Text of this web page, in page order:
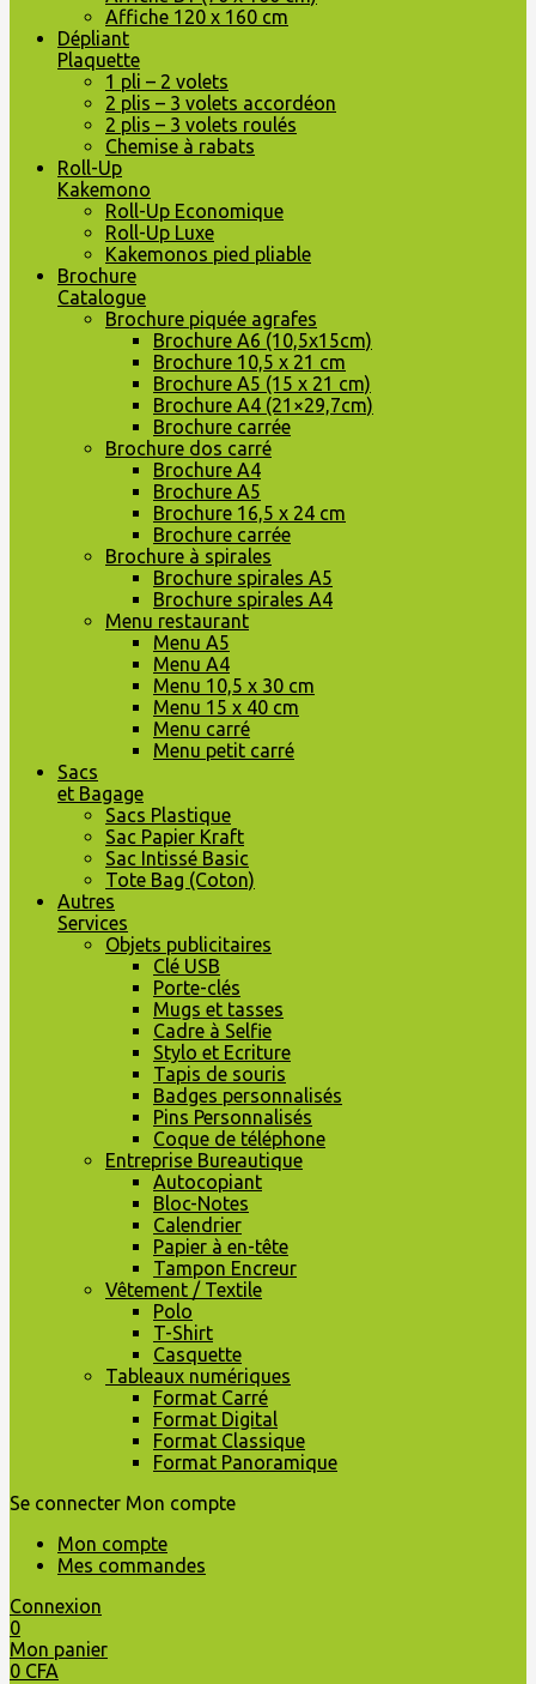
Affiche 120 x 160 cm
Dépliant
Plaquette
1 pli – 2 volets
2 plis – 3 volets accordéon
2 plis – 3 volets roulés
Chemise à rabats
Roll-Up
Kakemono
Roll-Up Economique
Roll-Up Luxe
Kakemonos pied pliable
Brochure
Catalogue
Brochure piquée agrafes
Brochure A6 (10,5x15cm)
Brochure 10,5 x 21 cm
Brochure A5 (15 x 21 cm)
Brochure A4 (21×29,7cm)
Brochure carrée
Brochure dos carré
Brochure A4
Brochure A5
Brochure 16,5 x 24 cm
Brochure carrée
Brochure à spirales
Brochure spirales A5
Brochure spirales A4
Menu restaurant
Menu A5
Menu A4
Menu 10,5 x 30 cm
Menu 15 x 40 cm
Menu carré
Menu petit carré
Sacs
et Bagage
Sacs Plastique
Sac Papier Kraft
Sac Intissé Basic
Tote Bag (Coton)
Autres
Services
Objets publicitaires
Clé USB
Porte-clés
Mugs et tasses
Cadre à Selfie
Stylo et Ecriture
Tapis de souris
Badges personnalisés
Pins Personnalisés
Coque de téléphone
Entreprise Bureautique
Autocopiant
Bloc-Notes
Calendrier
Papier à en-tête
Tampon Encreur
Vêtement / Textile
Polo
T-Shirt
Casquette
Tableaux numériques
Format Carré
Format Digital
Format Classique
Format Panoramique
Se connecter Mon compte
Mon compte
Mes commandes
Connexion
0
Mon panier
0 CFA